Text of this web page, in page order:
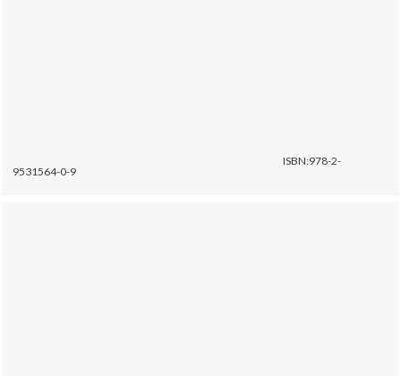
ISBN:978-2-
9531564-0-9